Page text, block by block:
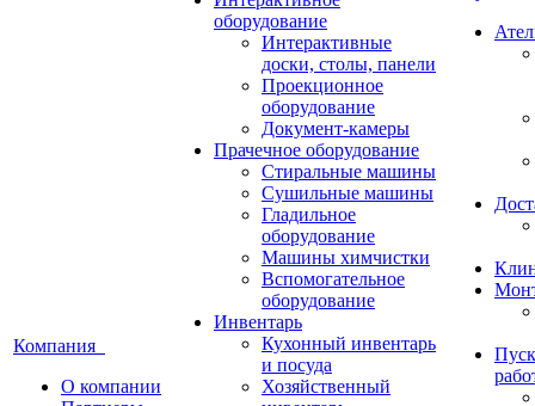
Компания
О компании
оборудование
Интерактивные
доски, столы, панели
Проекционное
оборудование
Документ-камеры
Прачечное оборудование
Стиральные машины
Сушильные машины
Гладильное
оборудование
Машины химчистки
Вспомогательное
оборудование
Инвентарь
Кухонный инвентарь
и посуда
Хозяйственный